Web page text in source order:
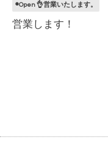
◉Open 👌営業いたします。
営業します！